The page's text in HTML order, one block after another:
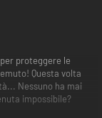
proteggere le
Questa volta
Nessuno ha mai
impossibile?